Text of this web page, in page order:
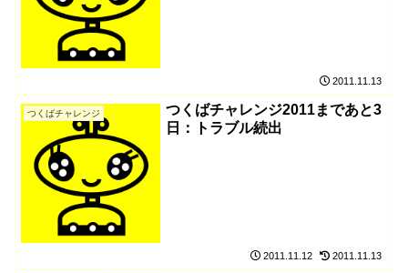
2011.11.13
つくばチャレンジ
つくばチャレンジ2011まであと3
日：トラブル続出
2011.11.12 2011.11.13